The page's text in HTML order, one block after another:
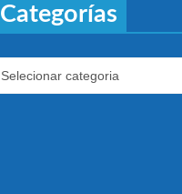
Categorías